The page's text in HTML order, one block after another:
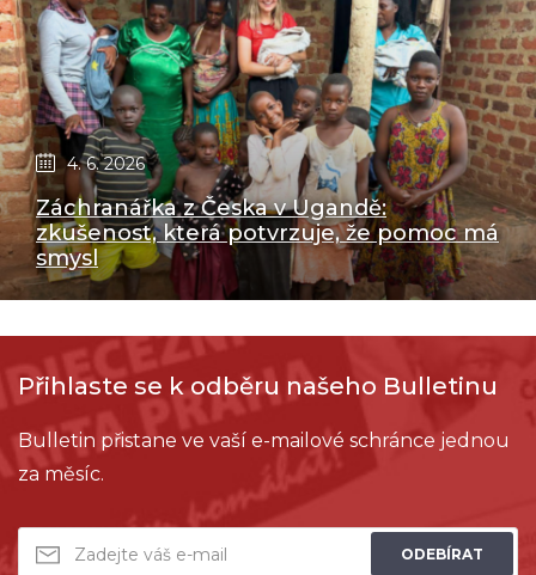
4. 6. 2026
Záchranářka z Česka v Ugandě:
zkušenost, která potvrzuje, že pomoc má
smysl
Přihlaste se k odběru našeho Bulletinu
Bulletin přistane ve vaší e-mailové schránce jednou
za měsíc.
ODEBÍRAT